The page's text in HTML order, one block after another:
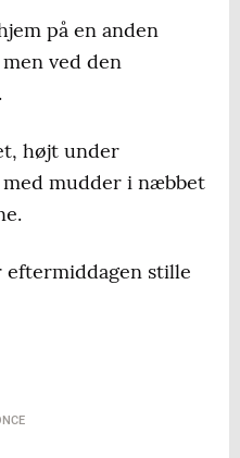
på en anden
ved den
højt under
mudder i næbbet
eftermiddagen stille